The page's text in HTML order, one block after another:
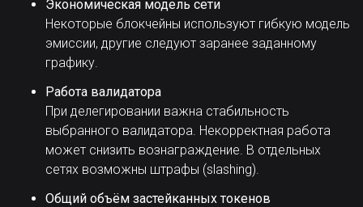
Экономическая модель сети
Некоторые блокчейны используют гибкую модель
эмиссии, другие следуют заранее заданному
графику.
Работа валидатора
При делегировании важна стабильность
выбранного валидатора. Некорректная работа
может снизить вознаграждение. В отдельных
сетях возможны штрафы (slashing).
Общий объём застейканных токенов